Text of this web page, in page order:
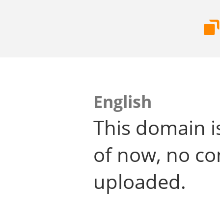
English
This domain
of now, no
uploaded.